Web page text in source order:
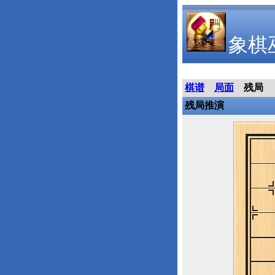
象棋
棋谱 局面
残局
残局推演